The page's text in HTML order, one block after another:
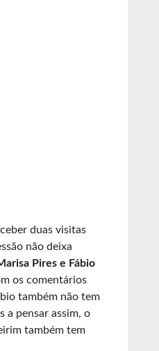
duas visitas
não deixa
Pires e Fábio
os comentários
também não tem
a pensar assim, o
também tem